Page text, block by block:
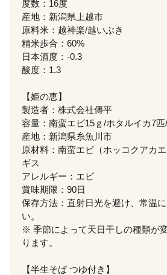
度数：16度
産地：新潟県上越市
原料米：越神楽/越いぶき
精米歩合：60%
日本酒度：-0.3
酸度：1.3
【姫の恵】
製造者：株式会社傳平
容量：南蛮エビ15ｇ/ホタルイカ7
産地：新潟県糸魚川市
原材料：南蛮エビ（ホッコクアカ
ギス
アレルギー：エビ
賞味期限：90日
保存方法：直射日光を避け、常温
い。
※ 季節によって天日干しの種類が
ります。
【半生そば つゆ付き】